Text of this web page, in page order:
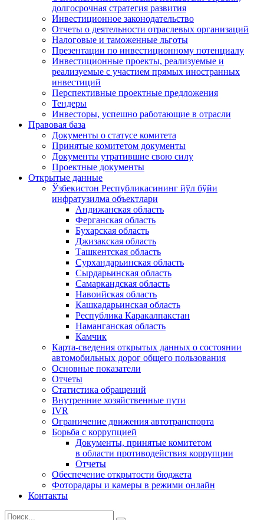
долгосрочная стратегия развития
Инвестиционное законодательство
Отчеты о деятельности отраслевых организаций
Налоговые и таможенные льготы
Презентации по инвестиционному потенциалу
Инвестиционные проекты, реализуемые и
реализуемые с участием прямых иностранных
инвестиций
Перспективные проектные предложения
Тендеры
Инвесторы, успешно работающие в отрасли
Правовая база
Документы о статусе комитета
Принятые комитетом документы
Документы утратившие свою силу
Проектные документы
Открытые данные
Ўзбекистон Республикасининг йўл бўйи
инфратузилма объектлари
Андижанская область
Ферганская область
Бухарская область
Джизакская область
Ташкентская область
Сурхандарьинская область
Сырдарьинская область
Самаркандская область
Навоийская область
Кашкадарьинская область
Республика Каракалпакстан
Наманганская область
Камчик
Карта-сведения открытых данных о состоянии
автомобильных дорог общего пользования
Основные показатели
Отчеты
Статистика обращений
Внутренние хозяйственные пути
IVR
Ограничение движения автотранспорта
Борьба с коррупцией
Документы, принятые комитетом
в области противодействия коррупции
Отчеты
Обеспечение открытости бюджета
Фоторадары и камеры в режими онлайн
Контакты